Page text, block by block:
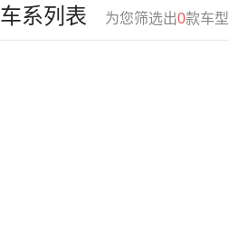
车系列表 为您筛选出0款车型